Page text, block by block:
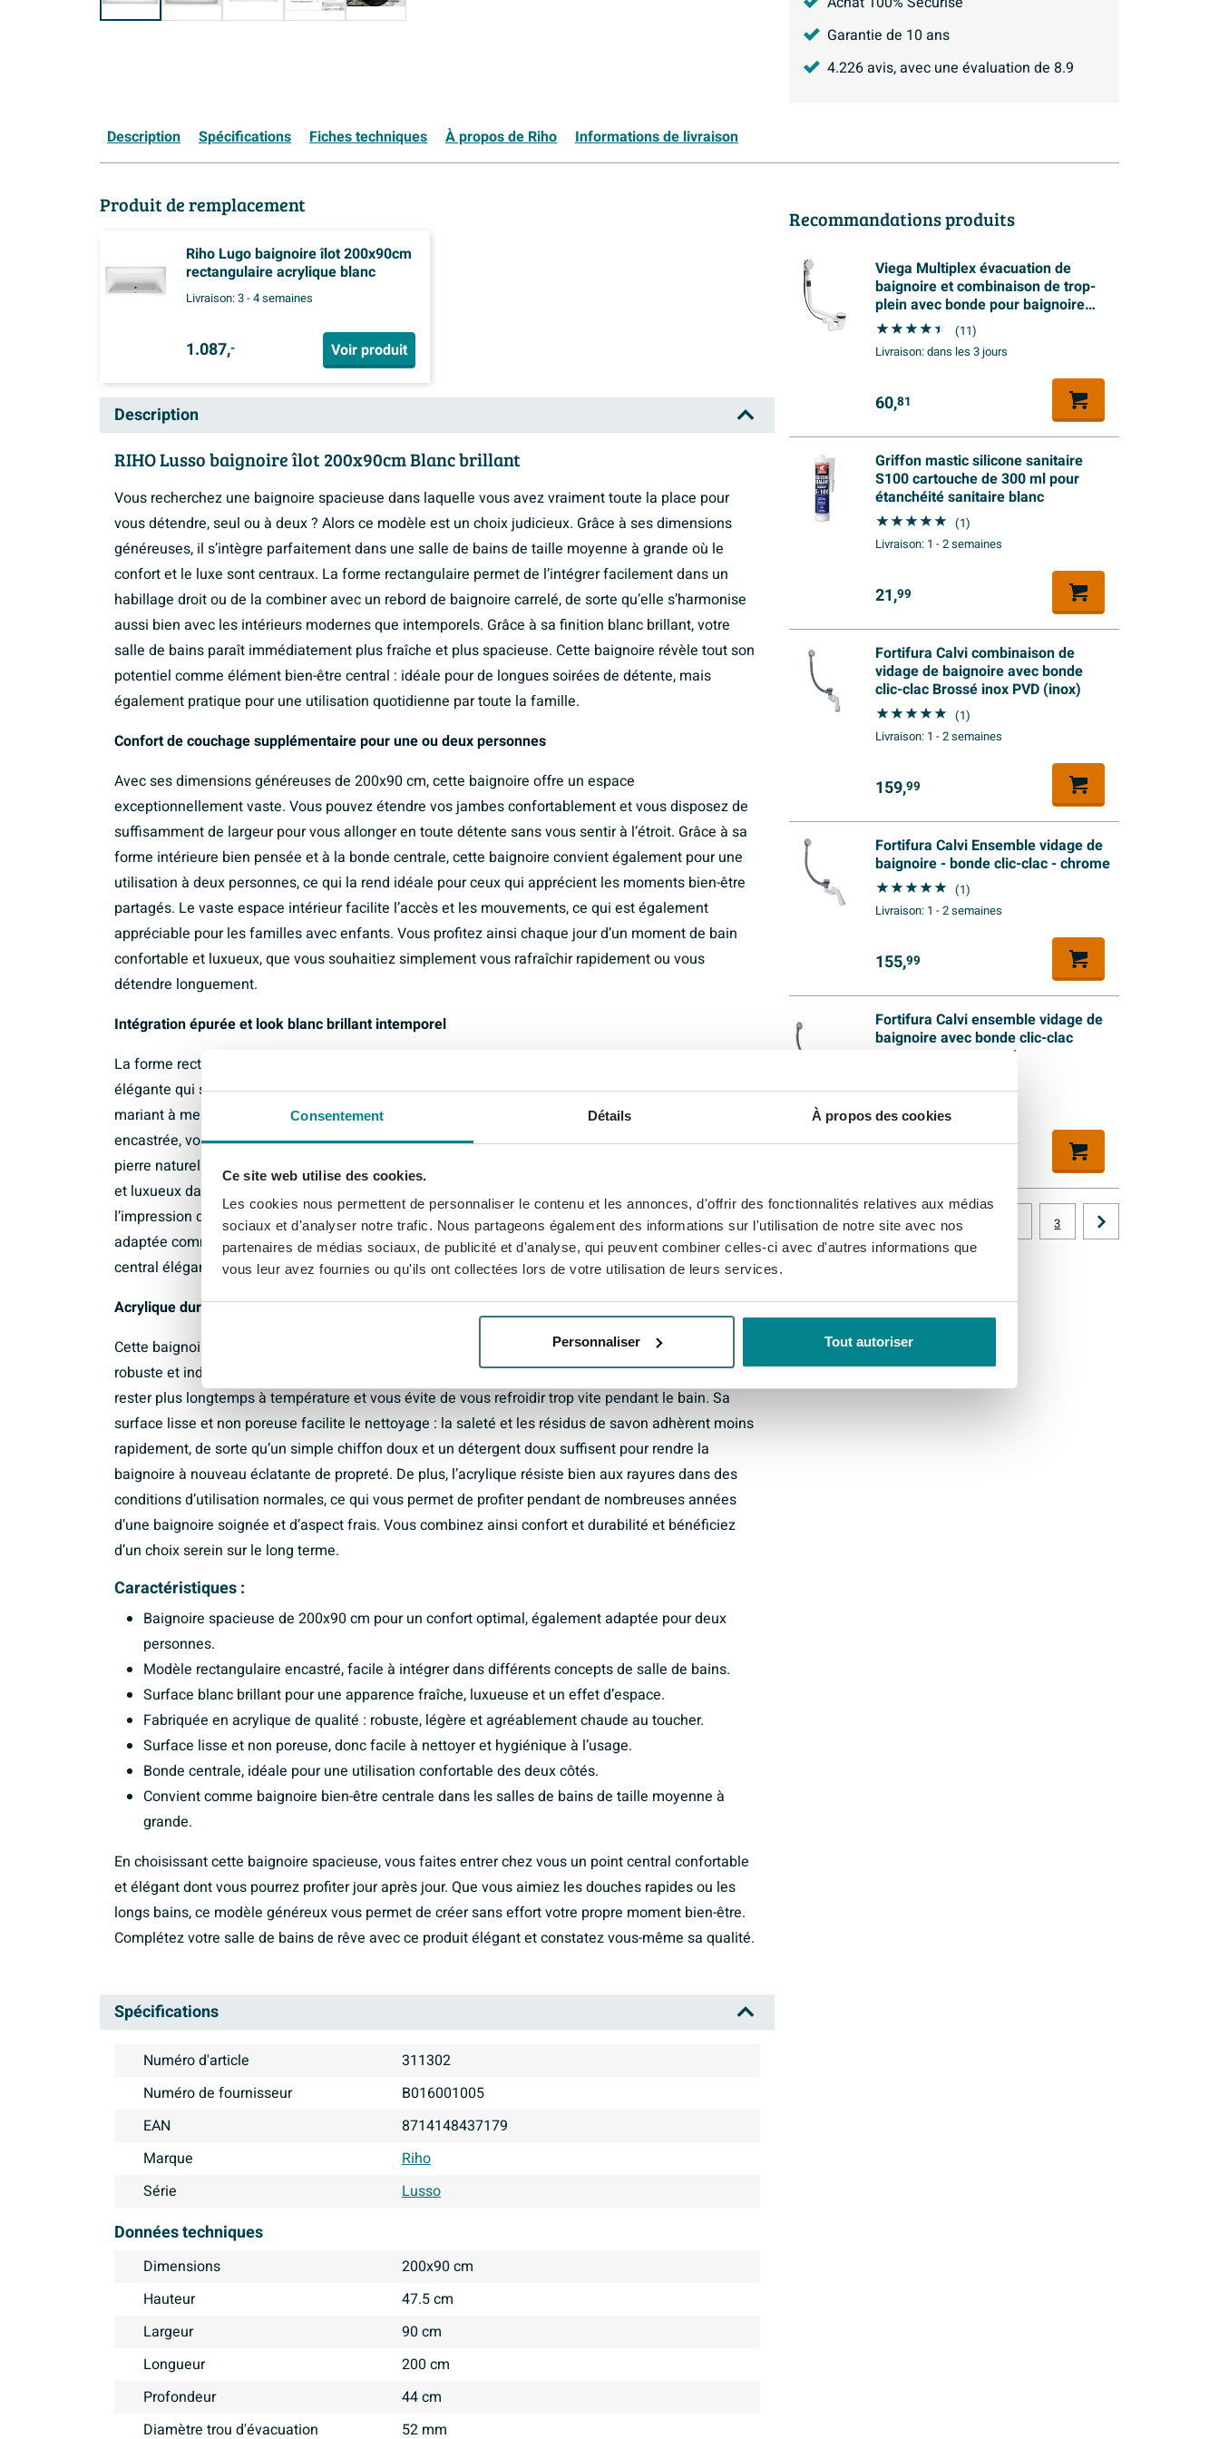
Consentement Détails À propos des cookies
Ce site web utilise des cookies.
Les cookies nous permettent de personnaliser le contenu et les annonces, d'offrir des fonctionnalités relatives aux médias
sociaux et d'analyser notre trafic. Nous partageons également des informations sur l'utilisation de notre site avec nos
partenaires de médias sociaux, de publicité et d'analyse, qui peuvent combiner celles-ci avec d'autres informations que
vous leur avez fournies ou qu'ils ont collectées lors de votre utilisation de leurs services.
Personnaliser Tout autoriser
Garantie de 10 ans
4.226avis, avec une évaluation de 8.9
Description Spécifications Fiches techniques À propos de Riho Informations de livraison
Produit de remplacement
Riho Lugo baignoire îlot 200x90cm
rectangulaire acrylique blanc
Livraison:3 - 4 semaines
1.087,- Voir produit
Description
RIHO Lusso baignoire îlot 200x90cm Blanc brillant
Vous recherchez une baignoire spacieuse dans laquelle vous avez vraiment toute la place pour
vous détendre, seul ou à deux ? Alors ce modèle est un choix judicieux. Grâce à ses dimensions
généreuses, il s’intègre parfaitement dans une salle de bains de taille moyenne à grande où le
confort et le luxe sont centraux. La forme rectangulaire permet de l’intégrer facilement dans un
habillage droit ou de la combiner avec un rebord de baignoire carrelé, de sorte qu’elle s’harmonise
aussi bien avec les intérieurs modernes que intemporels. Grâce à sa finition blanc brillant, votre
salle de bains paraît immédiatement plus fraîche et plus spacieuse. Cette baignoire révèle tout son
potentiel comme élément bien-être central : idéale pour de longues soirées de détente, mais
également pratique pour une utilisation quotidienne par toute la famille.
Confort de couchage supplémentaire pour une ou deux personnes
Avec ses dimensions généreuses de 200x90 cm, cette baignoire offre un espace
exceptionnellement vaste. Vous pouvez étendre vos jambes confortablement et vous disposez de
suffisamment de largeur pour vous allonger en toute détente sans vous sentir à l’étroit. Grâce à sa
forme intérieure bien pensée et à la bonde centrale, cette baignoire convient également pour une
utilisation à deux personnes, ce qui la rend idéale pour ceux qui apprécient les moments bien-être
partagés. Le vaste espace intérieur facilite l’accès et les mouvements, ce qui est également
appréciable pour les familles avec enfants. Vous profitez ainsi chaque jour d’un moment de bain
confortable et luxueux, que vous souhaitiez simplement vous rafraîchir rapidement ou vous
détendre longuement.
Intégration épurée et look blanc brillant intemporel
La forme rectangulaire et la surface lisse en blanc brillant confèrent une apparence calme et
élégante qui s’intègre parfaitement dans les salles de bains modernes et minimalistes, tout en se
mariant à merveille avec un aménagement plus classique. Comme il s’agit d’une baignoire
encastrée, vous pouvez concevoir le tablier entièrement selon vos goûts avec du carrelage, de la
pierre naturelle ou une cloison avant peinte de manière épurée. Vous créez ainsi un look uniforme
et luxueux dans votre espace bain. La couche brillante reflète subtilement la lumière, ce qui donne
l’impression d’un espace plus grand et plus lumineux. Cette baignoire est donc particulièrement
adaptée comme élément accroche-regard dans une salle de bains spacieuse ou comme point
central élégant sous un toit en pente.
Acrylique durable et entretien facile
Cette baignoire est fabriquée en acrylique de haute qualité, un matériau léger mais étonnamment
robuste et indéformable. L’acrylique est naturellement chaud au toucher, ce qui permet à l’eau de
rester plus longtemps à température et vous évite de vous refroidir trop vite pendant le bain. Sa
surface lisse et non poreuse facilite le nettoyage : la saleté et les résidus de savon adhèrent moins
rapidement, de sorte qu’un simple chiffon doux et un détergent doux suffisent pour rendre la
baignoire à nouveau éclatante de propreté. De plus, l’acrylique résiste bien aux rayures dans des
conditions d’utilisation normales, ce qui vous permet de profiter pendant de nombreuses années
d’une baignoire soignée et d’aspect frais. Vous combinez ainsi confort et durabilité et bénéficiez
d’un choix serein sur le long terme.
Caractéristiques :
Baignoire spacieuse de 200x90 cm pour un confort optimal, également adaptée pour deux
personnes.
Modèle rectangulaire encastré, facile à intégrer dans différents concepts de salle de bains.
Surface blanc brillant pour une apparence fraîche, luxueuse et un effet d’espace.
Fabriquée en acrylique de qualité : robuste, légère et agréablement chaude au toucher.
Surface lisse et non poreuse, donc facile à nettoyer et hygiénique à l’usage.
Bonde centrale, idéale pour une utilisation confortable des deux côtés.
Convient comme baignoire bien-être centrale dans les salles de bains de taille moyenne à
grande.
En choisissant cette baignoire spacieuse, vous faites entrer chez vous un point central confortable
et élégant dont vous pourrez profiter jour après jour. Que vous aimiez les douches rapides ou les
longs bains, ce modèle généreux vous permet de créer sans effort votre propre moment bien-être.
Complétez votre salle de bains de rêve avec ce produit élégant et constatez vous-même sa qualité.
Spécifications
Numéro d'article
311302
Numéro de fournisseur
B016001005
EAN
8714148437179
Marque
Riho
Série
Lusso
Données techniques
Dimensions
200x90 cm
Hauteur
47.5 cm
Largeur
90 cm
Longueur
200 cm
Profondeur
44 cm
Diamètre trou d'évacuation
52 mm
Recommandations produits
Viega Multiplex évacuation de
baignoire et combinaison de trop-
plein avec bonde pour baignoire
spéciale chrome
(11)
Livraison:dans les 3 jours
60,81
Griffon mastic silicone sanitaire
S100 cartouche de 300 ml pour
étanchéité sanitaire blanc
(1)
Livraison: 1 - 2 semaines
21,99
Fortifura Calvi combinaison de
vidage de baignoire avec bonde
clic-clac Brossé inox PVD (inox)
(1)
Livraison: 1 - 2 semaines
159,99
Fortifura Calvi Ensemble vidage de
baignoire - bonde clic-clac - chrome
(1)
Livraison: 1 - 2 semaines
155,99
Fortifura Calvi ensemble vidage de
baignoire avec bonde clic-clac
Gunmetal PVD brossé
3